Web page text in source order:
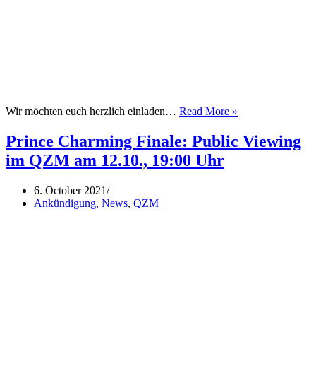
Wir möchten euch herzlich einladen… Read More »
Families
Prince Charming Finale: Public Viewing
im QZM am 12.10., 19:00 Uhr
6. October 2021
Ankündigung, News, QZM